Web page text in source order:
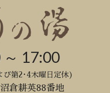
～ 17:00
び第2･4木曜日定休)
倉耕英88番地